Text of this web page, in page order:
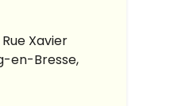
Xavier
en-Bresse,